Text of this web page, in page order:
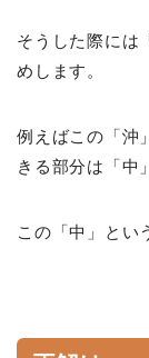
そうした際には
めします。
例えばこの「沖
きる部分は「中
この「中」とい